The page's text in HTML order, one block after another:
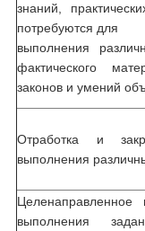
знаний,
потребуются для
выполнения
фактического
законов и умений
Отработка и
выполнения
выполнения